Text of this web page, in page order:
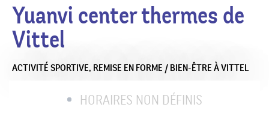
Yuanvi center thermes de
Vittel
ACTIVITÉ SPORTIVE, REMISE EN FORME / BIEN-ÊTRE À VITTEL
HORAIRES NON DÉFINIS